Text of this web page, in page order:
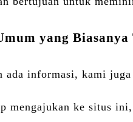
yang
ada informasi, kami
mengajukan ke situs